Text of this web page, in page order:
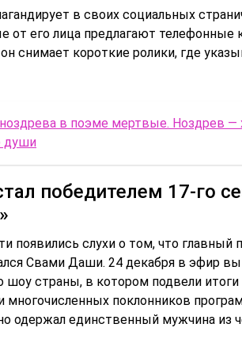
в своих социальных
от его лица предлагают телефонные
он снимает короткие ролики, где
в поэме мертвые. Ноздрев —
души
победителем 17-го
появились слухи о том, что главный
Свами Даши. 24 декабря в эфир
шоу страны, в котором подвели итоги
многочисленных поклонников
одержал единственный мужчина из